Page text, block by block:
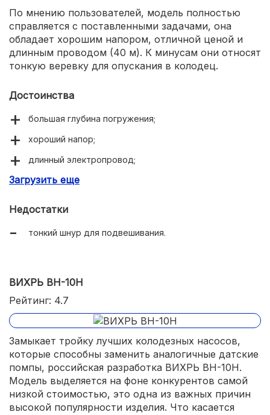
По мнению пользователей, модель полностью
справляется с поставленными задачами, она
обладает хорошим напором, отличной ценой и
длинным проводом (40 м). К минусам они относят
тонкую веревку для опускания в колодец.
Достоинства
большая глубина погружения;
хороший напор;
длинный электропровод;
низкая цена.
Загрузить еще
Недостатки
тонкий шнур для подвешивания.
ВИХРЬ ВН-10Н
Рейтинг: 4.7
Замыкает тройку лучших колодезных насосов,
которые способны заменить аналогичные датские
помпы, российская разработка ВИХРЬ ВН-10Н.
Модель выделяется на фоне конкурентов самой
низкой стоимостью, это одна из важных причин
высокой популярности изделия. Что касается